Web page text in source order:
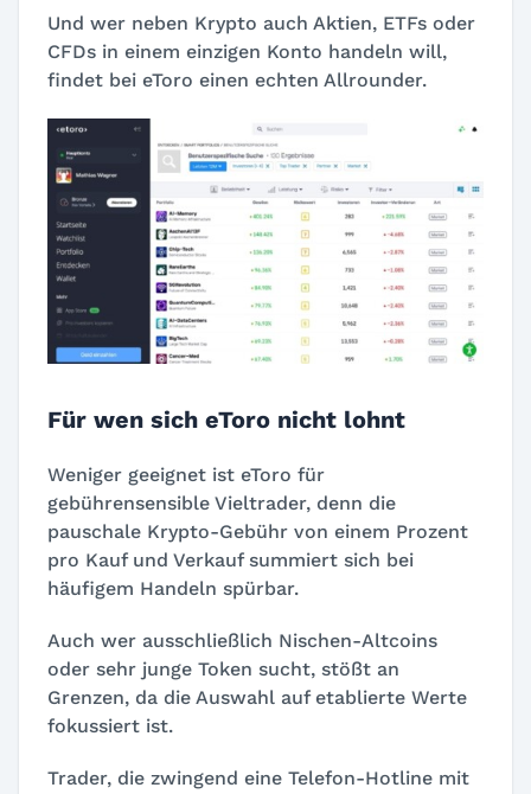
Und wer neben Krypto auch Aktien, ETFs oder
CFDs in einem einzigen Konto handeln will,
findet bei eToro einen echten Allrounder.
Für wen sich eToro nicht lohnt
Weniger geeignet ist eToro für
gebührensensible Vieltrader, denn die
pauschale Krypto-Gebühr von einem Prozent
pro Kauf und Verkauf summiert sich bei
häufigem Handeln spürbar.
Auch wer ausschließlich Nischen-Altcoins
oder sehr junge Token sucht, stößt an
Grenzen, da die Auswahl auf etablierte Werte
fokussiert ist.
Trader, die zwingend eine Telefon-Hotline mit